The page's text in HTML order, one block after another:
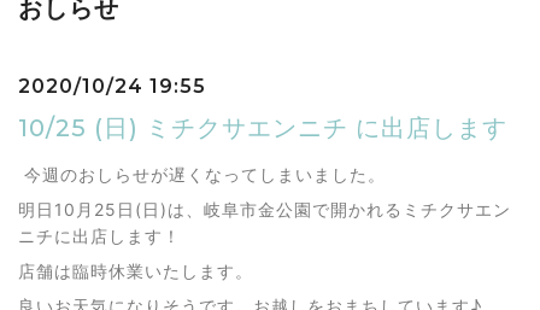
おしらせ
2020/10/24 19:55
10/25 (日) ミチクサエンニチ に出店します
今週のおしらせが遅くなってしまいました。
明日10月25日(日)は、岐阜市金公園で開かれるミチクサエン
ニチに出店します！
店舗は臨時休業いたします。
良いお天気になりそうです。お越しをおまちしています♪